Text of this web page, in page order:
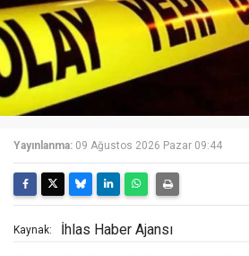
Yayınlanma: 09 Ağustos 2026 Pazar 09:44
Kaynak: İhlas Haber Ajansı